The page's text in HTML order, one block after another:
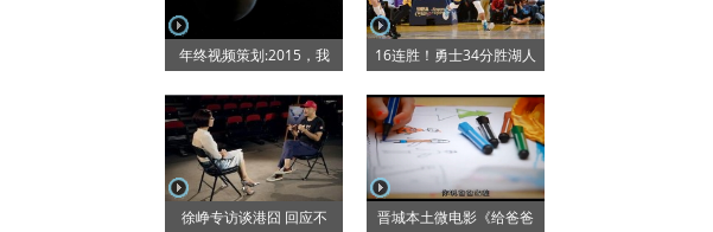
年终视频策划:2015，我 16连胜！勇士34分胜湖人
徐峥专访谈港囧 回应不 晋城本土微电影《给爸爸